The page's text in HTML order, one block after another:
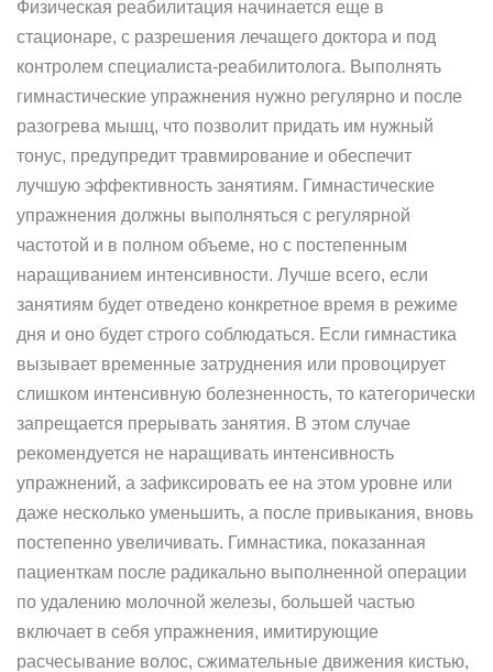
Физическая реабилитация начинается еще в
стационаре, с разрешения лечащего доктора и под
контролем специалиста-реабилитолога. Выполнять
гимнастические упражнения нужно регулярно и после
разогрева мышц, что позволит придать им нужный
тонус, предупредит травмирование и обеспечит
лучшую эффективность занятиям. Гимнастические
упражнения должны выполняться с регулярной
частотой и в полном объеме, но с постепенным
наращиванием интенсивности. Лучше всего, если
занятиям будет отведено конкретное время в режиме
дня и оно будет строго соблюдаться. Если гимнастика
вызывает временные затруднения или провоцирует
слишком интенсивную болезненность, то категорически
запрещается прерывать занятия. В этом случае
рекомендуется не наращивать интенсивность
упражнений, а зафиксировать ее на этом уровне или
даже несколько уменьшить, а после привыкания, вновь
постепенно увеличивать. Гимнастика, показанная
пациенткам после радикально выполненной операции
по удалению молочной железы, большей частью
включает в себя упражнения, имитирующие
расчесывание волос, сжимательные движения кистью,